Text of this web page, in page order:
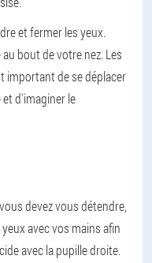
et fermer les yeux.
bout de votre nez. Les
important de se déplacer
d'imaginer le
devez vous détendre,
avec vos mains afin
avec la pupille droite.